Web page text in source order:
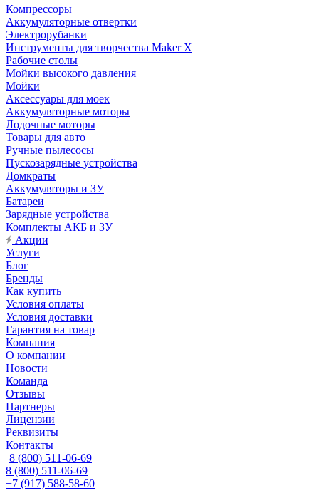
Компрессоры
Аккумуляторные отвертки
Электрорубанки
Инструменты для творчества Maker X
Рабочие столы
Мойки высокого давления
Мойки
Аксессуары для моек
Аккумуляторные моторы
Лодочные моторы
Товары для авто
Ручные пылесосы
Пускозарядные устройства
Домкраты
Аккумуляторы и ЗУ
Батареи
Зарядные устройства
Комплекты АКБ и ЗУ
Акции
Услуги
Блог
Бренды
Как купить
Условия оплаты
Условия доставки
Гарантия на товар
Компания
О компании
Новости
Команда
Отзывы
Партнеры
Лицензии
Реквизиты
Контакты
8 (800) 511-06-69
8 (800) 511-06-69
+7 (917) 588-58-60